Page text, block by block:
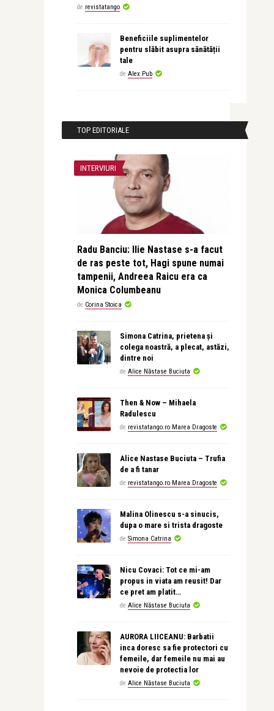
de revistatango
Beneficiile suplimentelor
pentru slăbit asupra sănătății
tale
de Alex Pub
TOP EDITORIALE
INTERVIURI
Radu Banciu: Ilie Nastase s-a facut
de ras peste tot, Hagi spune numai
tampenii, Andreea Raicu era ca
Monica Columbeanu
de Corina Stoica
Simona Catrina, prietena și
colega noastră, a plecat, astăzi,
dintre noi
de Alice Năstase Buciuta
Then & Now – Mihaela
Radulescu
de revistatango.ro Marea Dragoste
Alice Nastase Buciuta – Trufia
de a fi tanar
de revistatango.ro Marea Dragoste
Malina Olinescu s-a sinucis,
dupa o mare si trista dragoste
de Simona Catrina
Nicu Covaci: Tot ce mi-am
propus in viata am reusit! Dar
ce pret am platit…
de Alice Năstase Buciuta
AURORA LIICEANU: Barbatii
inca doresc sa fie protectori cu
femeile, dar femeile nu mai au
nevoie de protectia lor
de Alice Năstase Buciuta